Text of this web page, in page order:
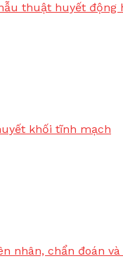
thuật huyết động
khối tĩnh mạch
nhân, chẩn đoán